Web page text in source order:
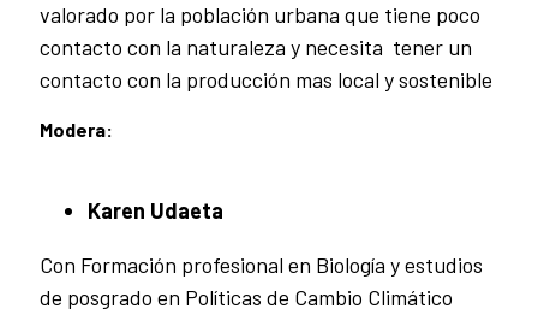
valorado por la población urbana que tiene poco
contacto con la naturaleza y necesita tener un
contacto con la producción mas local y sostenible
Modera:
Karen Udaeta
Con Formación profesional en Biología y estudios
de posgrado en Políticas de Cambio Climático